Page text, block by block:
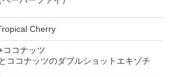
Cherry
ココナッツ
ココナッツのダブルショットエキゾチ